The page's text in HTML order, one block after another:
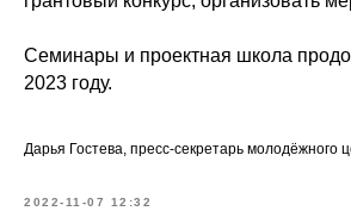
Семинары и проектная школа
2023 году.
Дарья Гостева, пресс-секретарь молодёжного
2022-11-07 12:32